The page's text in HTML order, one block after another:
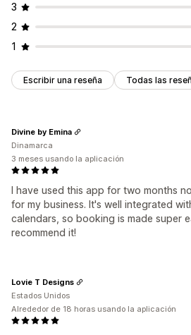
3
2
1
Escribir una reseña Todas las
I have used this app for two months
for my business. It's well integrated
calendars, so booking is made super
recommend it!
Divine by Emina
Dinamarca
3 meses usando la aplicación
Lovie T Designs
Estados Unidos
Alrededor de 18 horas usando la aplicación